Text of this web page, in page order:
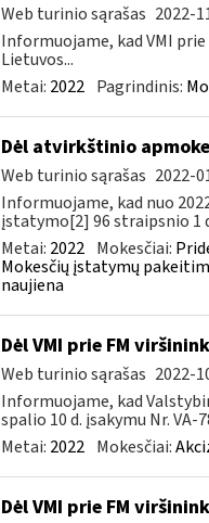
Web turinio sąrašas 2022-
Informuojame, kad VMI
Lietuvos...
Metai: 2022 Pagrindinis:
Dėl atvirkštinio
Web turinio sąrašas 2022-
Informuojame, kad nuo
įstatymo[2] 96 straipsnio 1
Metai: 2022 Mokesčiai:
Mokesčių įstatymų
naujiena
Dėl VMI prie FM
Web turinio sąrašas 2022-
Informuojame, kad
spalio 10 d. įsakymu Nr. VA-
Metai: 2022 Mokesčiai:
Dėl VMI prie FM